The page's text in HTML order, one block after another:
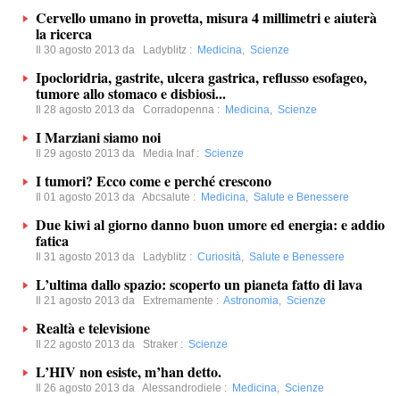
Cervello umano in provetta, misura 4 millimetri e aiuterà
la ricerca
Il 30 agosto 2013 da Ladyblitz : Medicina, Scienze
Ipocloridria, gastrite, ulcera gastrica, reflusso esofageo,
tumore allo stomaco e disbiosi...
Il 28 agosto 2013 da Corradopenna : Medicina, Scienze
I Marziani siamo noi
Il 29 agosto 2013 da Media Inaf: Scienze
I tumori? Ecco come e perché crescono
Il 01 agosto 2013 da Abcsalute : Medicina, Salute e Benessere
Due kiwi al giorno danno buon umore ed energia: e addio
fatica
Il 31 agosto 2013 da Ladyblitz : Curiosità, Salute e Benessere
L’ultima dallo spazio: scoperto un pianeta fatto di lava
Il 21 agosto 2013 da Extremamente : Astronomia, Scienze
Realtà e televisione
Il 22 agosto 2013 da Straker : Scienze
L’HIV non esiste, m’han detto.
Il 26 agosto 2013 da Alessandrodiele : Medicina, Scienze